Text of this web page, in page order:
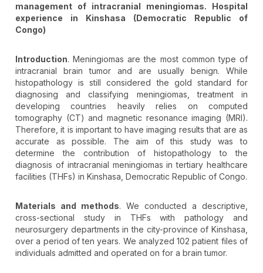
management of intracranial meningiomas. Hospital
experience in Kinshasa (Democratic Republic of
Congo)
Introduction. Meningiomas are the most common type of
intracranial brain tumor and are usually benign. While
histopathology is still considered the gold standard for
diagnosing and classifying meningiomas, treatment in
developing countries heavily relies on computed
tomography (CT) and magnetic resonance imaging (MRI).
Therefore, it is important to have imaging results that are as
accurate as possible. The aim of this study was to
determine the contribution of histopathology to the
diagnosis of intracranial meningiomas in tertiary healthcare
facilities (THFs) in Kinshasa, Democratic Republic of Congo.
Materials and methods. We conducted a descriptive,
cross-sectional study in THFs with pathology and
neurosurgery departments in the city-province of Kinshasa,
over a period of ten years. We analyzed 102 patient files of
individuals admitted and operated on for a brain tumor.